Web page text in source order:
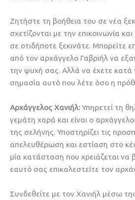
Ζητήστε τη βοήθεια του σε νέα
σχετίζονται με την επικοινωνία
σε οτιδήποτε ξεκινάτε. Μπορείτε
από τον αρχάγγελο Γαβριήλ να
την ψυχή σας. Αλλά να έχετε κατά
σημασία αυτό που λέτε όσο η
Αρχάγγελος Χανιήλ: Υπηρετεί τη
γεμάτη χαρά και είναι ο
της σελήνης. Υποστηρίζει τις
απελευθέρωση και εστίαση στο
μία κατάσταση που χρειάζεται να
εαυτό σας επικαλεστείτε τον
Συνδεθείτε με τον Χανιήλ μέσω